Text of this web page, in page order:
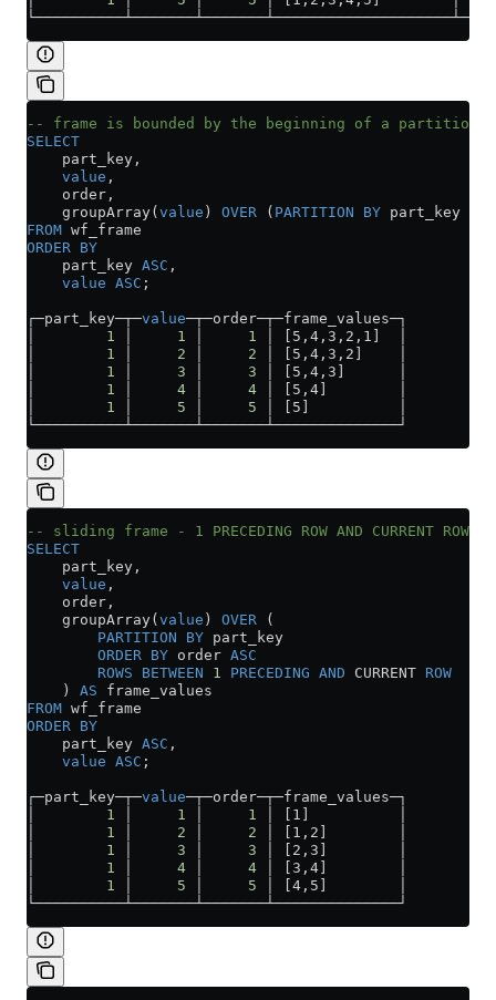
-- frame is bounded by the beginning of a partition
SELECT
    part_key,
    value
,
    order,
    groupArray(
value ) OVER ( PARTITION BY part_key
FROM wf_frame
ORDER BY
    part_key
ASC ,
    value
ASC ;
┌─part_key─┬─value─┬─order─┬─frame_values─┐
1 1 1 │ [5,4,3,2,1]  │
1 2 2 │ [5,4,3,2]    │
1 3 3 │ [5,4,3]      │
1 4 4 │ [5,4]        │
1 5 5 │ [5]          │
└──────────┴───────┴───────┴──────────────┘
-- sliding frame - 1 PRECEDING ROW AND CURRENT ROW
SELECT
    part_key,
    value
,
    order,
    groupArray(
value ) OVER (
        PARTITION
BY part_key
        ORDER BY
order ASC
        ROWS
BETWEEN 1 PRECEDING AND CURRENT ROW
    )
AS frame_values
FROM wf_frame
ORDER BY
    part_key
ASC ,
    value
ASC ;
┌─part_key─┬─value─┬─order─┬─frame_values─┐
1 1 1 │ [1]          │
1 2 2 │ [1,2]        │
1 3 3 │ [2,3]        │
1 4 4 │ [3,4]        │
1 5 5 │ [4,5]        │
└──────────┴───────┴───────┴──────────────┘